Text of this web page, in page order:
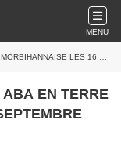
MENU
LES 16 et 17 SEPTEMBRE 2017.
EN TERRE